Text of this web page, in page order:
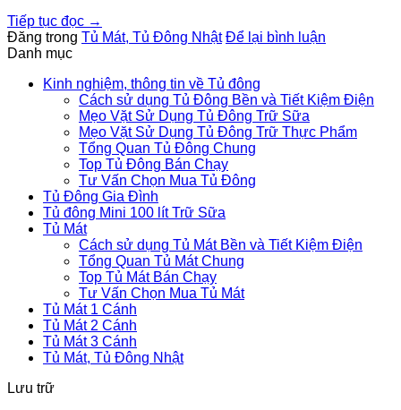
Tiếp tục đọc →
Đăng trong Tủ Mát, Tủ Đông Nhật Để lại bình luận
Danh mục
Kinh nghiệm, thông tin về Tủ đông
Cách sử dụng Tủ Đông Bền và Tiết Kiệm Điện
Mẹo Vặt Sử Dụng Tủ Đông Trữ Sữa
Mẹo Vặt Sử Dụng Tủ Đông Trữ Thực Phẩm
Tổng Quan Tủ Đông Chung
Top Tủ Đông Bán Chạy
Tư Vấn Chọn Mua Tủ Đông
Tủ Đông Gia Đình
Tủ đông Mini 100 lít Trữ Sữa
Tủ Mát
Cách sử dụng Tủ Mát Bền và Tiết Kiệm Điện
Tổng Quan Tủ Mát Chung
Top Tủ Mát Bán Chạy
Tư Vấn Chọn Mua Tủ Mát
Tủ Mát 1 Cánh
Tủ Mát 2 Cánh
Tủ Mát 3 Cánh
Tủ Mát, Tủ Đông Nhật
Lưu trữ